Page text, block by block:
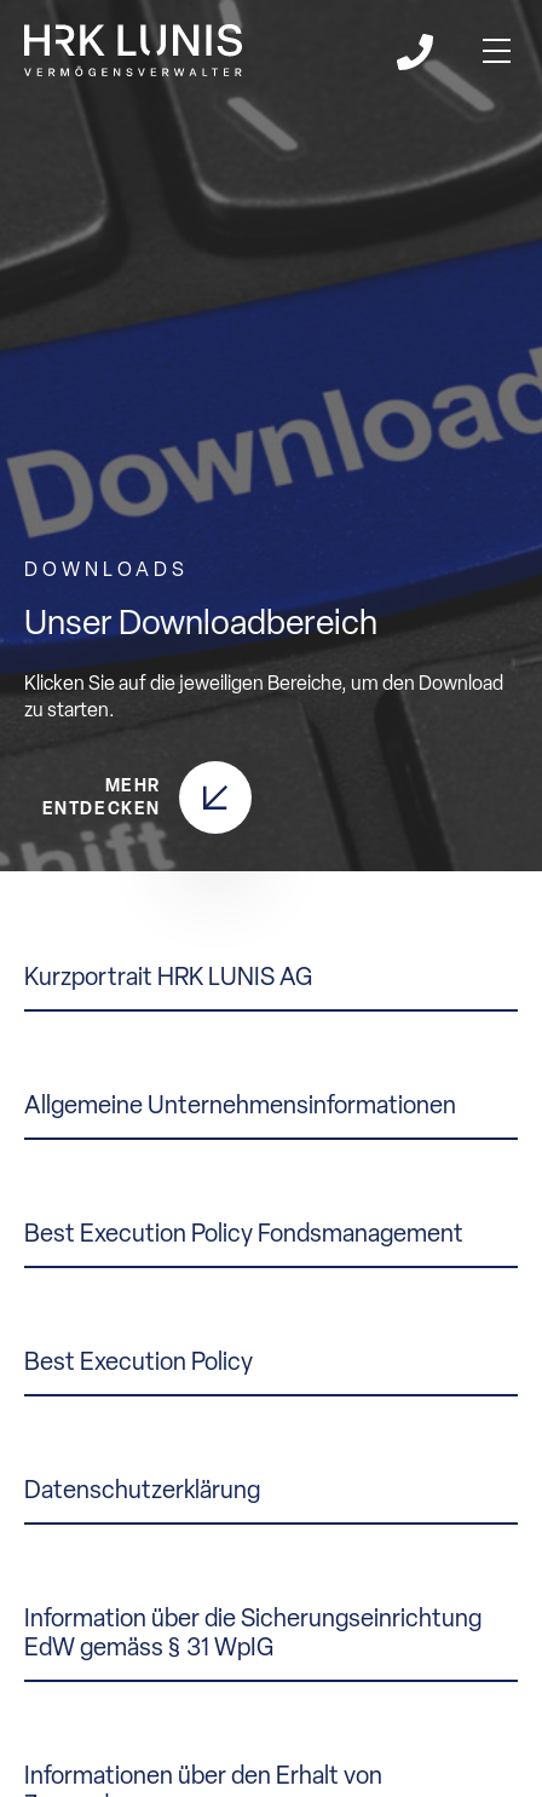
DOWNLOADS
Unser Downloadbereich
Klicken Sie auf die jeweiligen Bereiche, um den Download
zu starten.
MEHR
ENTDECKEN
Kurzportrait HRK LUNIS AG
Allgemeine Unternehmensinformationen
Best Execution Policy Fondsmanagement
Best Execution Policy
Datenschutzerklärung
Information über die Sicherungseinrichtung
EdW gemäss § 31 WpIG
Informationen über den Erhalt von